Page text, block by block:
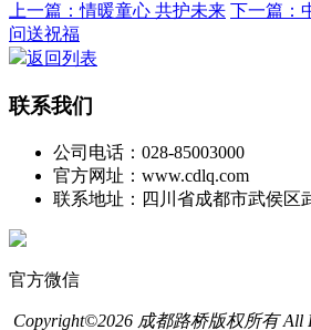
上一篇：情暖童心 共护未来 下一篇：
问送祝福
返回列表
联系我们
公司电话：028-85003000
官方网址：www.cdlq.com
联系地址：四川省成都市武侯区
官方微信
Copyright©2026 成都路桥版权所有 All